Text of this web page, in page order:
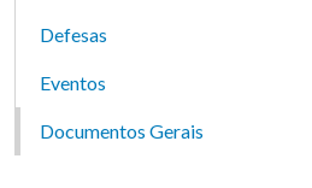
Defesas
Eventos
Documentos Gerais